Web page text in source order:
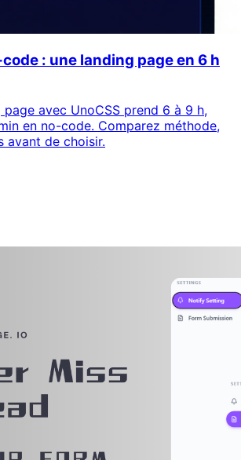
: une landing page en 6 h
page avec UnoCSS prend 6 à 9 h,
en no-code. Comparez méthode,
avant de choisir.